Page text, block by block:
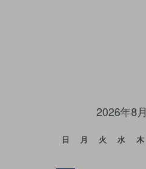
2026年8月
日 月 火 水 木